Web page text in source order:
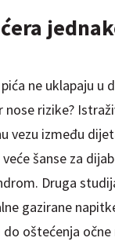
ne uklapaju
nose rizike?
vezu između
šanse za
Druga
gazirane
oštećenja